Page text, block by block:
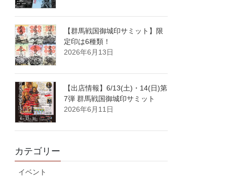
【群馬戦国御城印サミット】限
定印は6種類！
2026年6月13日
【出店情報】6/13(土)・14(日)第
7弾 群馬戦国御城印サミット
2026年6月11日
カテゴリー
イベント